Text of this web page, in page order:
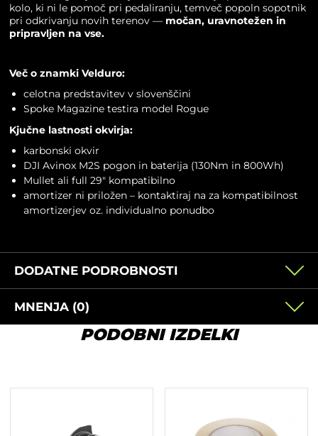
kolo, ki ni le pomoč pri pedaliranju, temveč popoln sopotnik
pri odkrivanju novih terenov — močan, uravnotežen in
pripravljen na vse.
Več o znamki Velduro:
celotna predstavitev v slovenščini
Spoke Magazine testira model Rogue
Kjučne lastnosti okvirja:
karbonski okvir
DJI Avinox M2S pogon in baterija (130Nm in 800Wh)
Mullet ali full 29″ kompatibilno
amortizer ni priložen – kontaktiraj na za kompatibilnost
amortizerjev oz. individualno ponudbo
DODATNE PODROBNOSTI
MNENJA (0)
PODOBNI IZDELKI